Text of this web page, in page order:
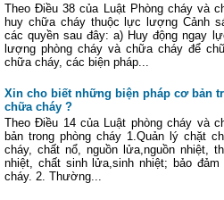
Theo Điều 38 của Luật Phòng cháy và
huy chữa cháy thuộc lực lượng Cảnh
các quyền sau đây: a) Huy động ngay
lượng phòng cháy và chữa cháy để
chữa cháy, các biện pháp...
Xin cho biết những biện pháp cơ bản
chữa cháy ?
Theo Điều 14 của Luật phòng cháy và
bản trong phòng cháy 1.Quản lý chặt
cháy, chất nổ, nguồn lửa,nguồn nhiệt,
nhiệt, chất sinh lửa,sinh nhiệt; bảo
cháy. 2. Thường...